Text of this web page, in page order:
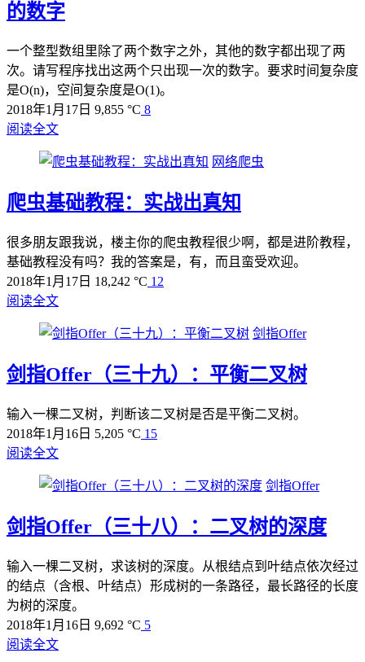
的数字
一个整型数组里除了两个数字之外，其他的数字都出现了两
次。请写程序找出这两个只出现一次的数字。要求时间复杂度
是O(n)，空间复杂度是O(1)。
2018年1月17日 9,855 °C 8
阅读全文
网络爬虫
爬虫基础教程：实战出真知
很多朋友跟我说，楼主你的爬虫教程很少啊，都是进阶教程，
基础教程没有吗？我的答案是，有，而且蛮受欢迎。
2018年1月17日 18,242 °C 12
阅读全文
剑指Offer
剑指Offer（三十九）：平衡二叉树
输入一棵二叉树，判断该二叉树是否是平衡二叉树。
2018年1月16日 5,205 °C 15
阅读全文
剑指Offer
剑指Offer（三十八）：二叉树的深度
输入一棵二叉树，求该树的深度。从根结点到叶结点依次经过
的结点（含根、叶结点）形成树的一条路径，最长路径的长度
为树的深度。
2018年1月16日 9,692 °C 5
阅读全文